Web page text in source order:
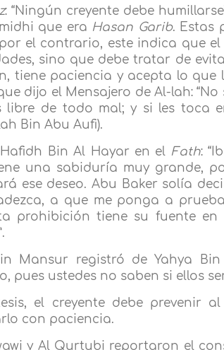
: “Ningún creyente debe
que era Hasan Garib. Estas
el contrario, este indica que
sino que debe tratar de
tiene paciencia y acepta lo
dijo el Mensajero de Al-lah:
libre de todo mal; y si les toca
Bin Abu Aufi).
Bin Al Hayar en el Fath:
una sabiduría muy grande,
ese deseo. Abu Baker solía
a que me ponga a
prohibición tiene su fuente
Mansur registró de Yahya Bin
pues ustedes no saben si ellos
el creyente debe prevenir
con paciencia.
y Al Qurtubi reportaron el